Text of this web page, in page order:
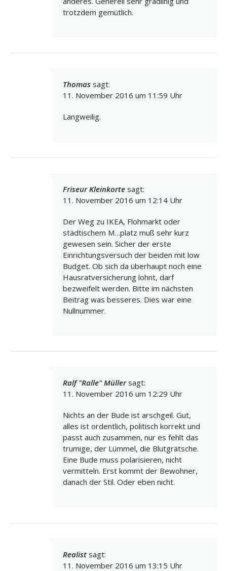
trotzdem gemütlich.
Thomas sagt:
11. November 2016 um 11:59 Uhr
Langweilig.
Friseur Kleinkorte sagt:
11. November 2016 um 12:14 Uhr
Der Weg zu IKEA, Flohmarkt oder
städtischem M…platz muß sehr kurz
gewesen sein. Sicher der erste
Einrichtungsversuch der beiden mit low
Budget. Ob sich da überhaupt noch eine
Hausratversicherung lohnt, darf
bezweifelt werden. Bitte im nächsten
Beitrag was besseres. Dies war eine
Nullnummer.
Ralf "Ralle" Müller sagt:
11. November 2016 um 12:29 Uhr
Nichts an der Bude ist arschgeil. Gut,
alles ist ordentlich, politisch korrekt und
passt auch zusammen, nur es fehlt das
trumige, der Lümmel, die Blutgrätsche.
Eine Bude muss polarisieren, nicht
vermitteln. Erst kommt der Bewohner,
danach der Stil. Oder eben nicht.
Realist sagt:
11. November 2016 um 13:15 Uhr